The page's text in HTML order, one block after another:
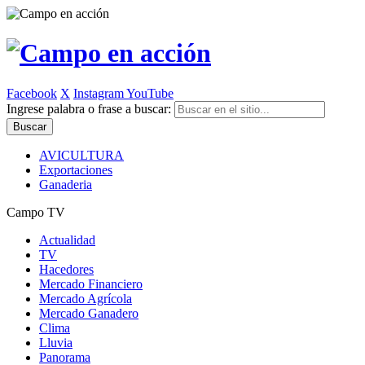
Facebook X InstagramYouTube
Ingrese palabra o frase a buscar:
AVICULTURA
Exportaciones
Ganaderia
Campo TV
Actualidad
TV
Hacedores
Mercado Financiero
Mercado Agrícola
Mercado Ganadero
Clima
Lluvia
Panorama